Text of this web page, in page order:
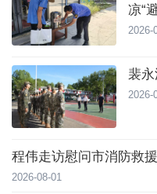
凉“
2026-
裴
2026-
程伟走访慰问市消防救
2026-08-01